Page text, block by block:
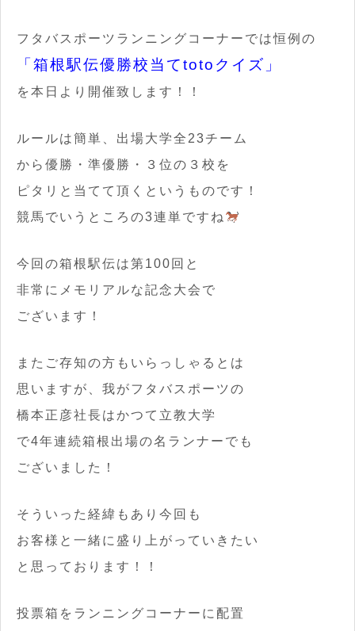
フタバスポーツランニングコーナーでは恒例の
「箱根駅伝優勝校当てtotoクイズ」
を本日より開催致します！！
ルールは簡単、出場大学全23チーム
から優勝・準優勝・３位の３校を
ピタリと当てて頂くというものです！
競馬でいうところの3連単ですね
今回の箱根駅伝は第100回と
非常にメモリアルな記念大会で
ございます！
またご存知の方もいらっしゃるとは
思いますが、我がフタバスポーツの
橋本正彦社長はかつて立教大学
で4年連続箱根出場の名ランナーでも
ございました！
そういった経緯もあり今回も
お客様と一緒に盛り上がっていきたい
と思っております！！
投票箱をランニングコーナーに配置